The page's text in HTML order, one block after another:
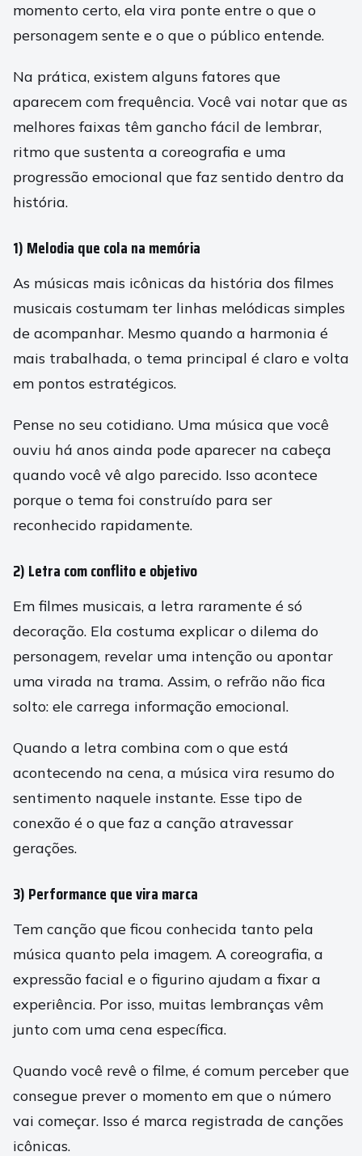
momento certo, ela vira ponte entre o que o
personagem sente e o que o público entende.
Na prática, existem alguns fatores que
aparecem com frequência. Você vai notar que as
melhores faixas têm gancho fácil de lembrar,
ritmo que sustenta a coreografia e uma
progressão emocional que faz sentido dentro da
história.
1) Melodia que cola na memória
As músicas mais icônicas da história dos filmes
musicais costumam ter linhas melódicas simples
de acompanhar. Mesmo quando a harmonia é
mais trabalhada, o tema principal é claro e volta
em pontos estratégicos.
Pense no seu cotidiano. Uma música que você
ouviu há anos ainda pode aparecer na cabeça
quando você vê algo parecido. Isso acontece
porque o tema foi construído para ser
reconhecido rapidamente.
2) Letra com conflito e objetivo
Em filmes musicais, a letra raramente é só
decoração. Ela costuma explicar o dilema do
personagem, revelar uma intenção ou apontar
uma virada na trama. Assim, o refrão não fica
solto: ele carrega informação emocional.
Quando a letra combina com o que está
acontecendo na cena, a música vira resumo do
sentimento naquele instante. Esse tipo de
conexão é o que faz a canção atravessar
gerações.
3) Performance que vira marca
Tem canção que ficou conhecida tanto pela
música quanto pela imagem. A coreografia, a
expressão facial e o figurino ajudam a fixar a
experiência. Por isso, muitas lembranças vêm
junto com uma cena específica.
Quando você revê o filme, é comum perceber que
consegue prever o momento em que o número
vai começar. Isso é marca registrada de canções
icônicas.